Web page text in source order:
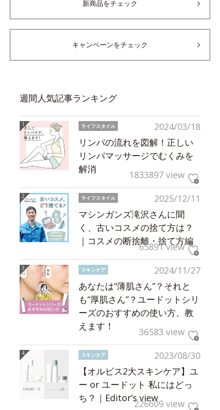
新商品をチェック
キャンペーンをチェック
週間人気記事ランキング
2024/03/18
ライフスタイル
リンパの流れを図解！正しい
リンパマッサージでむくみを
解消
1833897 view
2025/12/11
ライフスタイル
マシンガンズ滝沢さんに聞
く、古いコスメの捨て方は？
｜コスメの断捨離・捨て方編
65891 view
2024/11/27
スキンケア
あなたは“薄肌さん”？それと
も“厚肌さん”？ユードットシリ
ーズのおすすめの使い方、教
えます！
36583 view
2023/08/30
スキンケア
【オルビス2大スキンケア】ユ
ー or ユードット 私にはどっ
ち？｜Editor’s view226609 view